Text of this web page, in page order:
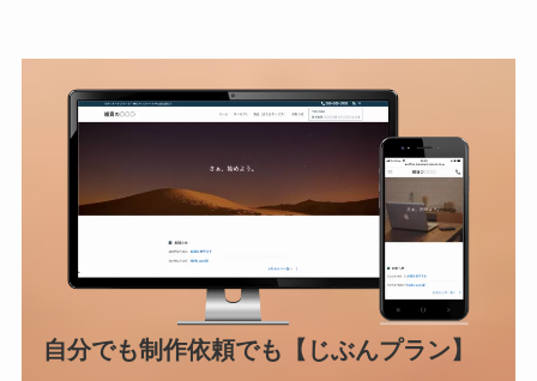
自分でも制作依頼でも【じぶんプラン】